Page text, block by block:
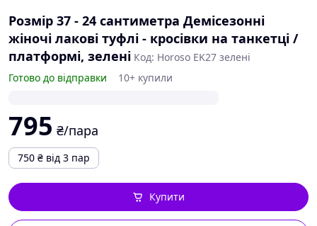
Розмір 37 - 24 сантиметра Демісезонні
жіночі лакові туфлі - кросівки на танкетці /
платформі, зелені Код: Horoso EK27 зелені
Готово до відправки
10+ купили
795 ₴/пара
750 ₴ від 3 пар
Купити